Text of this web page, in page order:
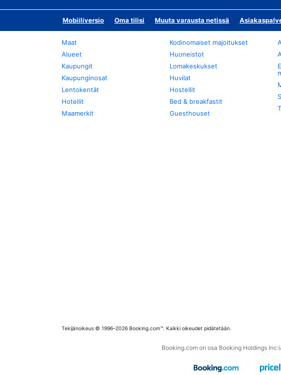
Mobiiliversio Oma tilisi Muuta varausta netissä
Maat
Alueet
Kaupungit
Kaupunginosat
Lentokentät
Hotellit
Maamerkit
Kodinomaiset majoitukset
Huoneistot
Lomakeskukset
Huvilat
Hostellit
Bed & breakfastit
Guesthouset
Tekijänoikeus © 1996–2026 Booking.com™. Kaikki oikeudet pidätetään.
Booking.com on osa Booking Holdings